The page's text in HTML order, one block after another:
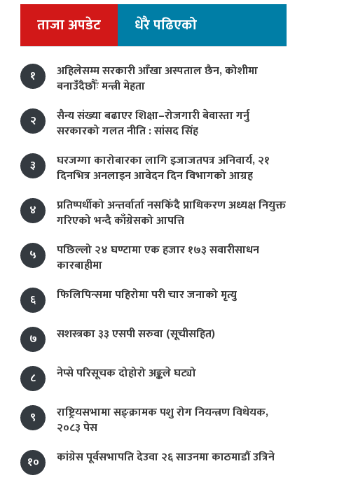
ताजा अपडेट धेरै पढिएको
१
अहिलेसम्म सरकारी आँखा अस्पताल छैन, कोशीमा
बनाउँदैछौँः मन्त्री मेहता
२
सैन्य संख्या बढाएर शिक्षा–रोजगारी बेवास्ता गर्नु
सरकारको गलत नीति : सांसद सिंह
३
घरजग्गा कारोबारका लागि इजाजतपत्र अनिवार्य, २१
दिनभित्र अनलाइन आवेदन दिन विभागको आग्रह
४
प्रतिष्पर्धीको अन्तर्वार्ता नसकिँदै प्राधिकरण अध्यक्ष नियुक्त
गरिएको भन्दै काँग्रेसको आपत्ति
५
पछिल्लो २४ घण्टामा एक हजार १७३ सवारीसाधन
कारबाहीमा
६
फिलिपिन्समा पहिरोमा परी चार जनाको मृत्यु
७ सशस्त्रका ३३ एसपी सरुवा (सूचीसहित)
८ नेप्से परिसूचक दोहोरो अङ्कले घट्यो
९
राष्ट्रियसभामा सङ्क्रामक पशु रोग नियन्त्रण विधेयक,
२०८३ पेस
१०
कांग्रेस पूर्वसभापति देउवा २६ साउनमा काठमाडौं उत्रिने